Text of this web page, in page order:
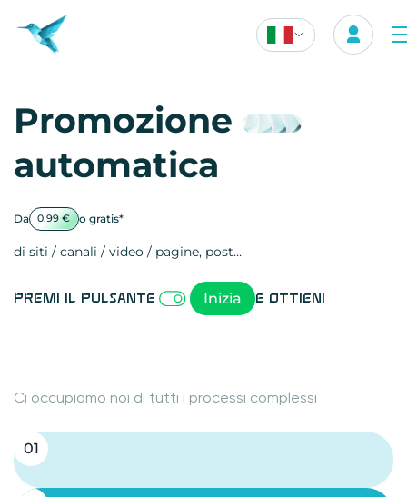
Promozione
automatica
Da 0.99 € o gratis*
di siti / canali / video / pagine, post…
Premi il pulsante Inizia e ottieni
Ci occupiamo noi di tutti i processi complessi
01